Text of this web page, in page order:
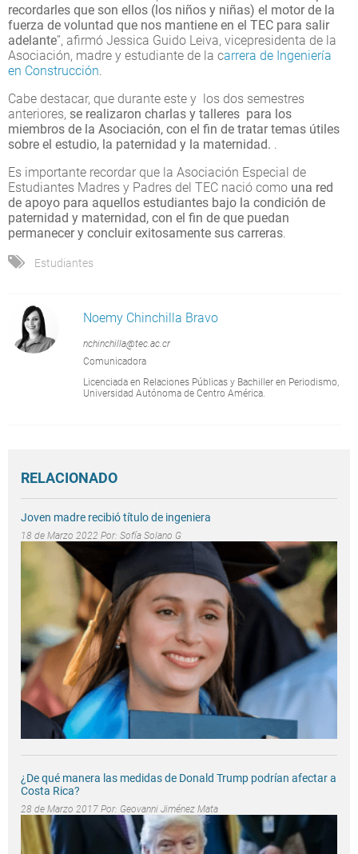
recordarles que son ellos (los niños y niñas) el motor de la
fuerza de voluntad que nos mantiene en el TEC para salir
adelante”, afirmó Jessica Guido Leiva, vicepresidenta de la
Asociación, madre y estudiante de la carrera de Ingeniería
en Construcción.
Cabe destacar, que durante este y los dos semestres
anteriores, se realizaron charlas y talleres para los
miembros de la Asociación, con el fin de tratar temas útiles
sobre el estudio, la paternidad y la maternidad. .
Es importante recordar que la Asociación Especial de
Estudiantes Madres y Padres del TEC nació como una red
de apoyo para aquellos estudiantes bajo la condición de
paternidad y maternidad, con el fin de que puedan
permanecer y concluir exitosamente sus carreras.
Estudiantes
Noemy Chinchilla Bravo
nchinchilla@tec.ac.cr
Comunicadora
Licenciada en Relaciones Públicas y Bachiller en Periodismo,
Universidad Autónoma de Centro América.
RELACIONADO
Joven madre recibió título de ingeniera
18 de Marzo 2022 Por: Sofía Solano G
¿De qué manera las medidas de Donald Trump podrían afectar a
Costa Rica?
28 de Marzo 2017 Por: Geovanni Jiménez Mata